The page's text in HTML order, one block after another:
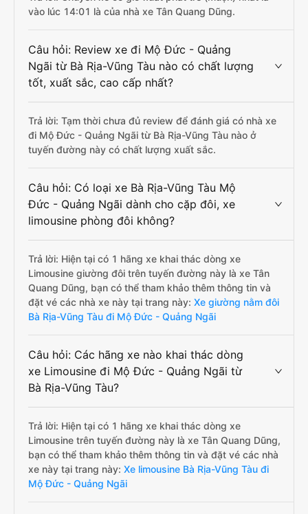
vào lúc 14:01 là của nhà xe Tân Quang Dũng.
Câu hỏi: Review xe đi Mộ Đức - Quảng
Ngãi từ Bà Rịa-Vũng Tàu nào có chất lượng
tốt, xuất sắc, cao cấp nhất?
Trả lời: Tạm thời chưa đủ review để đánh giá có nhà xe
đi Mộ Đức - Quảng Ngãi từ Bà Rịa-Vũng Tàu nào ở
tuyến đường này có chất lượng xuất sắc.
Câu hỏi: Có loại xe Bà Rịa-Vũng Tàu Mộ
Đức - Quảng Ngãi dành cho cặp đôi, xe
limousine phòng đôi không?
Trả lời: Hiện tại có 1 hãng xe khai thác dòng xe
Limousine giường đôi trên tuyến đường này là xe Tân
Quang Dũng, bạn có thể tham khảo thêm thông tin và
đặt vé các nhà xe này tại trang này: Xe giường nằm đôi
Bà Rịa-Vũng Tàu đi Mộ Đức - Quảng Ngãi
Câu hỏi: Các hãng xe nào khai thác dòng
xe Limousine đi Mộ Đức - Quảng Ngãi từ
Bà Rịa-Vũng Tàu?
Trả lời: Hiện tại có 1 hãng xe khai thác dòng xe
Limousine trên tuyến đường này là xe Tân Quang Dũng,
bạn có thể tham khảo thêm thông tin và đặt vé các nhà
xe này tại trang này: Xe limousine Bà Rịa-Vũng Tàu đi
Mộ Đức - Quảng Ngãi